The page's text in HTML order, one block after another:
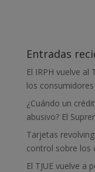
Entradas
El IRPH vuelve al
los
¿Cuándo un
abusivo? El
Tarjetas
control sobre los
El TJUE vuelve a